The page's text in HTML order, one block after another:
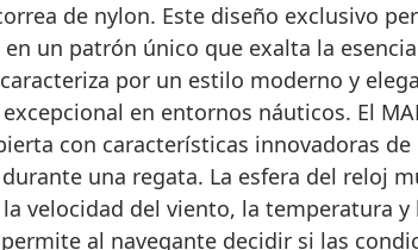
de nylon. Este diseño exclusivo
un patrón único que exalta la
por un estilo moderno y
en entornos náuticos. El
con características innovadoras
una regata. La esfera del reloj
velocidad del viento, la temperatura
al navegante decidir si las